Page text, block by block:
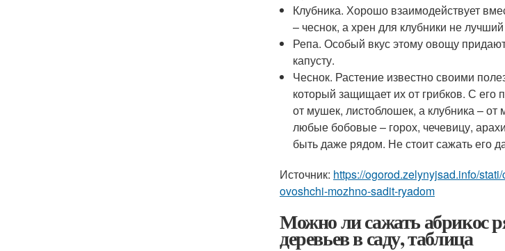
Клубника. Хорошо взаимодействует
– чеснок, а хрен для клубники не
Репа. Особый вкус этому овощу
капусту.
Чеснок. Растение известно своими
который защищает их от грибков. С
от мушек, листоблошек, а клубника –
любые бобовые – горох, чечевицу,
быть даже рядом. Не стоит сажать его
Источник: https://ogorod.zelynyjsad.info/
ovoshchi-mozhno-sadit-ryadom
Можно ли сажать абрикос
деревьев в саду, таблица